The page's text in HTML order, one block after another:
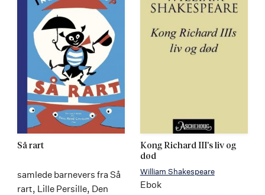
Så rart
samlede barnevers fra Så
rart, Lille Persille, Den
Kong Richard III's liv og
død
William Shakespeare
Ebok